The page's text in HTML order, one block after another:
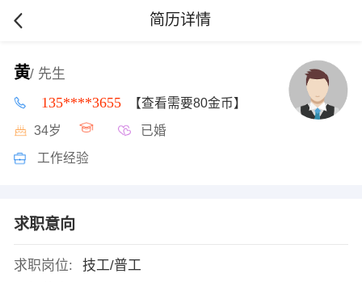
简历详情
黄/ 先生
135****3655 【查看需要80金币】
34岁 已婚
工作经验
求职意向
求职岗位:
技工/普工